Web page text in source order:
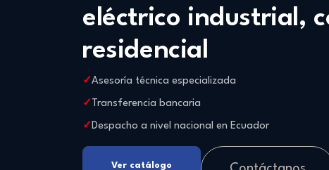
eléctrico industrial,
residencial
Asesoría técnica especializada
Transferencia bancaria
Despacho a nivel nacional en Ecuador
Ver catálogo